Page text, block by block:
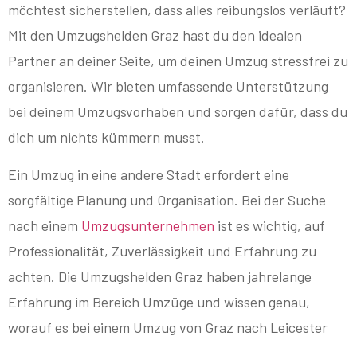
möchtest sicherstellen, dass alles reibungslos verläuft?
Mit den Umzugshelden Graz hast du den idealen
Partner an deiner Seite, um deinen Umzug stressfrei zu
organisieren. Wir bieten umfassende Unterstützung
bei deinem Umzugsvorhaben und sorgen dafür, dass du
dich um nichts kümmern musst.
Ein Umzug in eine andere Stadt erfordert eine
sorgfältige Planung und Organisation. Bei der Suche
nach einem Umzugsunternehmen ist es wichtig, auf
Professionalität, Zuverlässigkeit und Erfahrung zu
achten. Die Umzugshelden Graz haben jahrelange
Erfahrung im Bereich Umzüge und wissen genau,
worauf es bei einem Umzug von Graz nach Leicester